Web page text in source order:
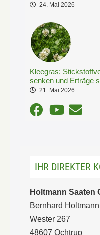
24. Mai 2026
Kleegras:
senken und Erträge
21. Mai 2026
IHR DIREKTER
Holtmann Saaten
Bernhard Holtmann
Wester 267
48607 Ochtrup